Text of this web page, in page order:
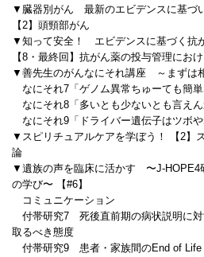
▼臓器別がん 最新のエビデンスに基づ
【2】頭頸部がん
▼知って安全！ エビデンスに基づく抗
【8・最終回】抗がん薬の投与管理にお
▼善先生のがんなにそれ講座 ～まずは
なにそれ7「ゲノム異常ちゅーても簡単
なにそれ8「多いとも少ないとも言えん
なにそれ9「ドライバー遺伝子はツボや
▼スピリチュアルケアを学ぼう！ 【2】
論
▼遺族の声を臨床に活かす 〜J-HOPE4
の学び〜 【#6】
コミュニケーション
付帯研究7 死後直前期の病状説明に対
取るべき態度
付帯研究9 患者・家族間のEnd of Life